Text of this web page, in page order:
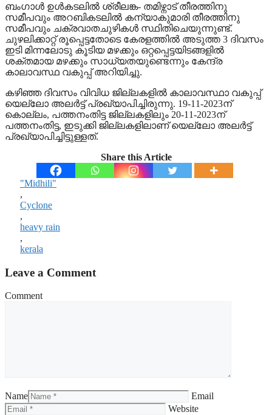
ബംഗാൾ ഉൾകടലിൽ ശ്രീലങ്ക- തമിഴ്നാട് തീരത്തിനു
സമീപവും അറബികടലിൽ കന്യാകുമാരി തീരത്തിനു
സമീപവും ചക്രവാതചുഴികൾ സ്ഥിതിചെയുന്നുണ്ട്.
ചുഴലിക്കാറ്റ് രൂപ്പെട്ടതോടെ കേരളത്തിൽ അടുത്ത 3 ദിവസം
ഇടി മിന്നലോടു കൂടിയ മഴക്കും ഒറ്റപ്പെട്ടയിടങ്ങളിൽ
ശക്തമായ മഴക്കും സാധ്യതയുണ്ടെന്നും കേന്ദ്ര
കാലാവസ്ഥ വകുപ്പ് അറിയിച്ചു.
കഴിഞ്ഞ ദിവസം വിവിധ ജില്ലകളിൽ കാലാവസ്ഥാ വകുപ്പ്
യെല്ലോ അലർട്ട് പ്രഖ്യാപിച്ചിരുന്നു. 19-11-2023ന്
കൊല്ലം, പത്തനംതിട്ട ജില്ലകളിലും 20-11-2023ന്
പത്തനംതിട്ട, ഇടുക്കി ജില്ലകളിലാണ് യെല്ലോ അലർട്ട്
പ്രഖ്യാപിച്ചിട്ടുള്ളത്.
Share this Article
"Midhili"
,
Cyclone
,
heavy rain
,
kerala
Leave a Comment
Comment
Name
Email
Website